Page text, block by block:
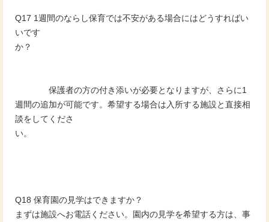
Q17 1週間のならし保育では不安がある場合にはどうすればい
いです
か？
保護者の方の付き添いが必要となりますが、さらに1
週間の追加が可能です。希望する場合は入所する施設と直接相
談をしてくださ
い。
Q18 保育園の見学はできますか？
まずは施設へお電話ください。園内の見学を希望する方は、事